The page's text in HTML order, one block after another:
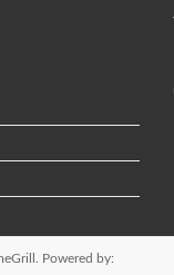
Powered by: